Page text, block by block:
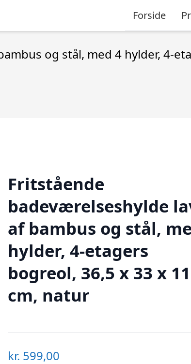
Forside
og stål, med 4 hylder, 4-
Fritstående
badeværelseshylde
af bambus og stål,
hylder, 4-etagers
bogreol, 36,5 x 33 x
cm, natur
kr. 599,00